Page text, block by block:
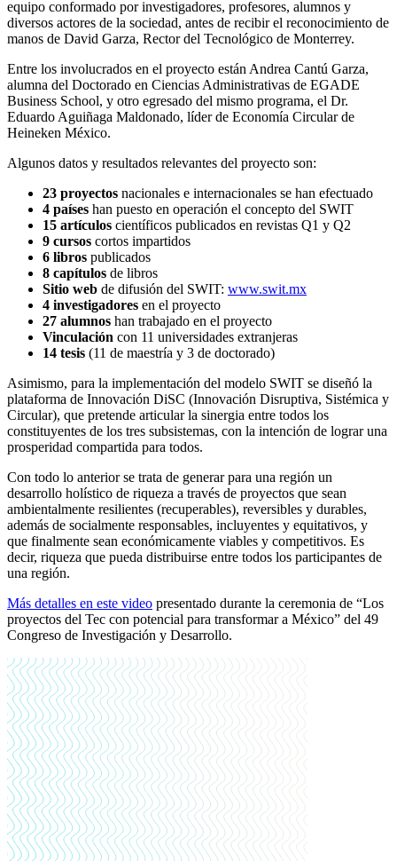
equipo conformado por investigadores, profesores, alumnos y
diversos actores de la sociedad, antes de recibir el reconocimiento de
manos de David Garza, Rector del Tecnológico de Monterrey.
Entre los involucrados en el proyecto están Andrea Cantú Garza,
alumna del Doctorado en Ciencias Administrativas de EGADE
Business School, y otro egresado del mismo programa, el Dr.
Eduardo Aguiñaga Maldonado, líder de Economía Circular de
Heineken México.
Algunos datos y resultados relevantes del proyecto son:
23 proyectos nacionales e internacionales se han efectuado
4 países han puesto en operación el concepto del SWIT
15 artículos científicos publicados en revistas Q1 y Q2
9 cursos cortos impartidos
6 libros publicados
8 capítulos de libros
Sitio web de difusión del SWIT: www.swit.mx
4 investigadores en el proyecto
27 alumnos han trabajado en el proyecto
Vinculación con 11 universidades extranjeras
14 tesis (11 de maestría y 3 de doctorado)
Asimismo, para la implementación del modelo SWIT se diseñó la
plataforma de Innovación DiSC (Innovación Disruptiva, Sistémica y
Circular), que pretende articular la sinergia entre todos los
constituyentes de los tres subsistemas, con la intención de lograr una
prosperidad compartida para todos.
Con todo lo anterior se trata de generar para una región un
desarrollo holístico de riqueza a través de proyectos que sean
ambientalmente resilientes (recuperables), reversibles y durables,
además de socialmente responsables, incluyentes y equitativos, y
que finalmente sean económicamente viables y competitivos. Es
decir, riqueza que pueda distribuirse entre todos los participantes de
una región.
Más detalles en este video presentado durante la ceremonia de “Los
proyectos del Tec con potencial para transformar a México” del 49
Congreso de Investigación y Desarrollo.